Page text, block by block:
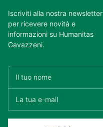
Iscriviti alla nostra newsletter
per ricevere novità e
informazioni su Humanitas
Gavazzeni.